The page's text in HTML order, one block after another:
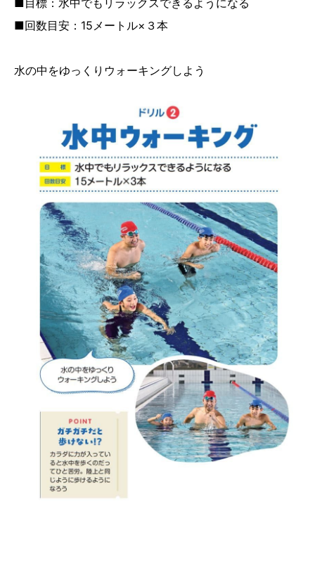
■目標：水中でもリラックスできるようになる
■回数目安：15メートル×３本
水の中をゆっくりウォーキングしよう